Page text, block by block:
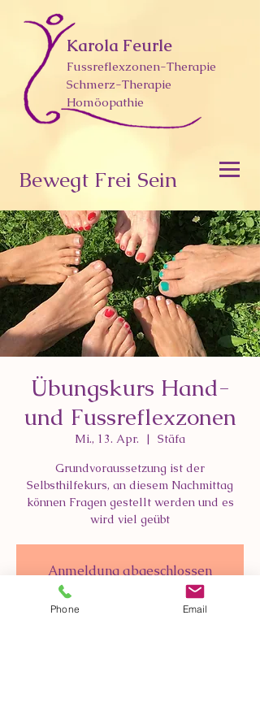
Karola Feurle
Fussreflexzonen-Therapie
Schmerz-Therapie
Homöopathie
Bewegt Frei Sein
Übungskurs Hand-
und Fussreflexzonen
Mi., 13. Apr.
  |
Stäfa
Grundvoraussetzung ist der
Selbsthilfekurs, an diesem Nachmittag
können Fragen gestellt werden und es
wird viel geübt
Anmeldung abgeschlossen
Veranstaltungen ansehen
Phone Email